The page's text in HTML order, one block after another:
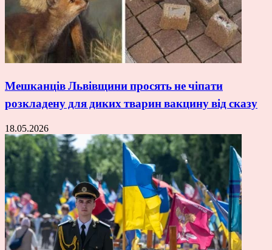
Мешканців Львівщини просять не чіпати
розкладену для диких тварин вакцину від сказу
18.05.2026